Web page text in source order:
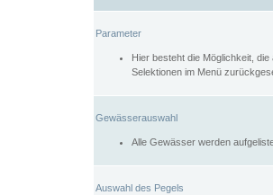
Parameter
Hier besteht die Möglichkeit,
Selektionen im Menü
Gewässerauswahl
Alle Gewässer werden
Auswahl des Pegels